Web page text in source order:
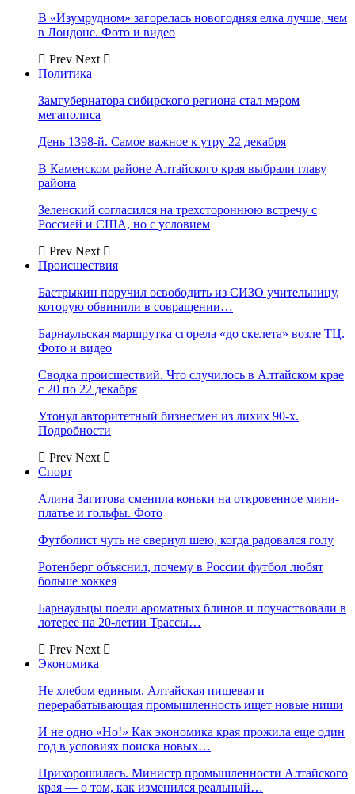
В «Изумрудном» загорелась новогодняя елка лучше, чем
в Лондоне. Фото и видео
Prev Next
Политика
Замгубернатора сибирского региона стал мэром
мегаполиса
День 1398-й. Самое важное к утру 22 декабря
В Каменском районе Алтайского края выбрали главу
района
Зеленский согласился на трехстороннюю встречу с
Россией и США, но с условием
Prev Next
Происшествия
Бастрыкин поручил освободить из СИЗО учительницу,
которую обвинили в совращении…
Барнаульская маршрутка сгорела «до скелета» возле ТЦ.
Фото и видео
Сводка происшествий. Что случилось в Алтайском крае
с 20 по 22 декабря
Утонул авторитетный бизнесмен из лихих 90-х.
Подробности
Prev Next
Спорт
Алина Загитова сменила коньки на откровенное мини-
платье и гольфы. Фото
Футболист чуть не свернул шею, когда радовался голу
Ротенберг объяснил, почему в России футбол любят
больше хоккея
Барнаульцы поели ароматных блинов и поучаствовали в
лотерее на 20-летии Трассы…
Prev Next
Экономика
Не хлебом единым. Алтайская пищевая и
перерабатывающая промышленность ищет новые ниши
И не одно «Но!» Как экономика края прожила еще один
год в условиях поиска новых…
Прихорошилась. Министр промышленности Алтайского
края — о том, как изменился реальный…